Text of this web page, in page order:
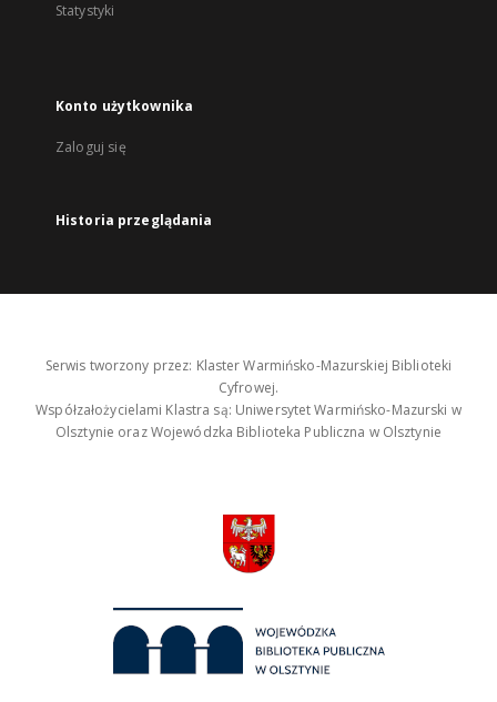
Statystyki
Konto użytkownika
Zaloguj się
Historia przeglądania
Serwis tworzony przez: Klaster Warmińsko-Mazurskiej Biblioteki
Cyfrowej.
Współzałożycielami Klastra są: Uniwersytet Warmińsko-Mazurski w
Olsztynie oraz Wojewódzka Biblioteka Publiczna w Olsztynie